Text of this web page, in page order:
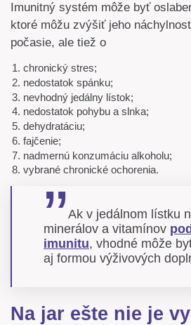
Imunitný systém môže byť
ktoré môžu zvýšiť jeho
počasie, ale tiež o
chronický stres;
nedostatok spánku;
nevhodný jedálny lístok;
nedostatok pohybu a slnka;
dehydratáciu;
fajčenie;
nadmernú konzumáciu alkoholu;
vybrané chronické ochorenia.
Ak v jedálnom lístku
minerálov a vitamínov
imunitu, vhodné môže
aj formou výživových
Na jar ešte nie je